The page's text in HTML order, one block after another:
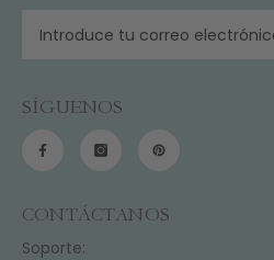
SÍGUENOS
CONTÁCTANOS
Soporte: